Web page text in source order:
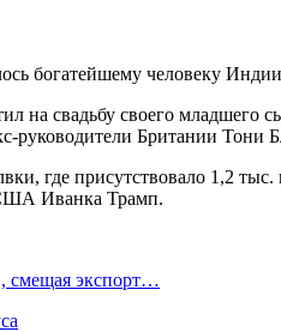
на свадьбу своего
руководители Британии
где присутствовало 1,2
Иванка Трамп.
смещая экспорт…